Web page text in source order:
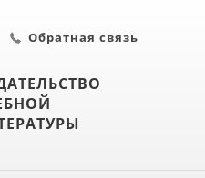
Обратная связь